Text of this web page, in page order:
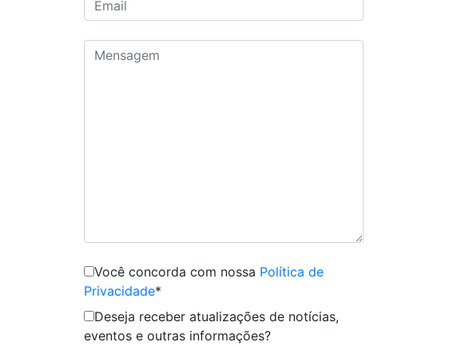
Você concorda com nossa Política de
Privacidade*
Deseja receber atualizações de notícias,
eventos e outras informações?